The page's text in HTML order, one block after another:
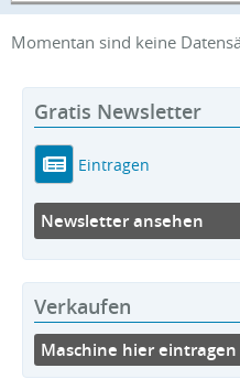
Momentan sind keine
Gratis Newsletter
Eintragen
Newsletter ansehen
Verkaufen
Maschine hier eintragen